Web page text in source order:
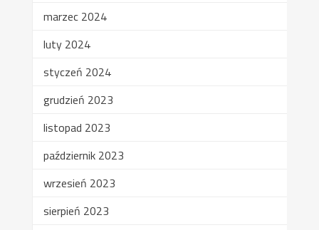
marzec 2024
luty 2024
styczeń 2024
grudzień 2023
listopad 2023
październik 2023
wrzesień 2023
sierpień 2023